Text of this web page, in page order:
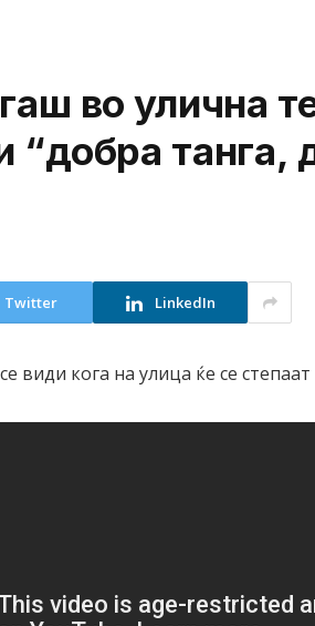
во улична
“добра танга,
Twitter LinkedIn
види кога на улица ќе се степаат